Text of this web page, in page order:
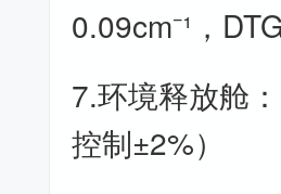
0.09cm⁻¹，
7.环境释放舱
控制±2%）